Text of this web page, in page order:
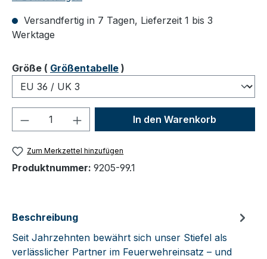
Versandfertig in 7 Tagen, Lieferzeit 1 bis 3
Werktage
Größeauswählen
( Größentabelle )
Produkt Anzahl: Gib denIn den Warenkorb
Zum Merkzettel hinzufügen
Produktnummer: 9205-99.1
Beschreibung
Seit Jahrzehnten bewährt sich unser Stiefel als
verlässlicher Partner im Feuerwehreinsatz – und